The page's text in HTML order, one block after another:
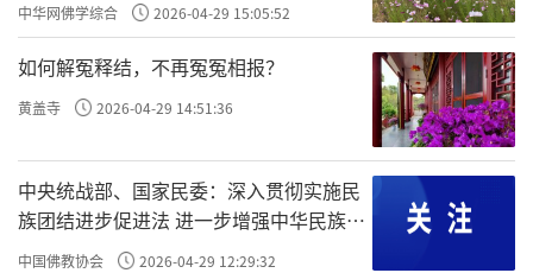
中华网佛学综合 2026-04-29 15:05:52
如何解冤释结，不再冤冤相报？
黄盖寺 2026-04-29 14:51:36
中央统战部、国家民委：深入贯彻实施民
族团结进步促进法 进一步增强中华民族凝
聚力向心力
中国佛教协会 2026-04-29 12:29:32